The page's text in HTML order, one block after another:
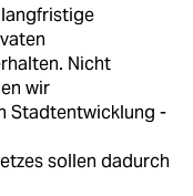
Nicht
wir
Stadtentwicklung -
sollen dadurch